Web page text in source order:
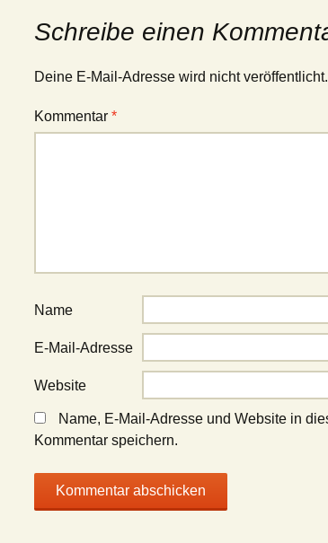
Schreibe einen
Deine E-Mail-Adresse wird nicht veröffentlicht.
Kommentar *
Name
E-Mail-Adresse
Website
Name, E-Mail-Adresse und Website in
Kommentar speichern.